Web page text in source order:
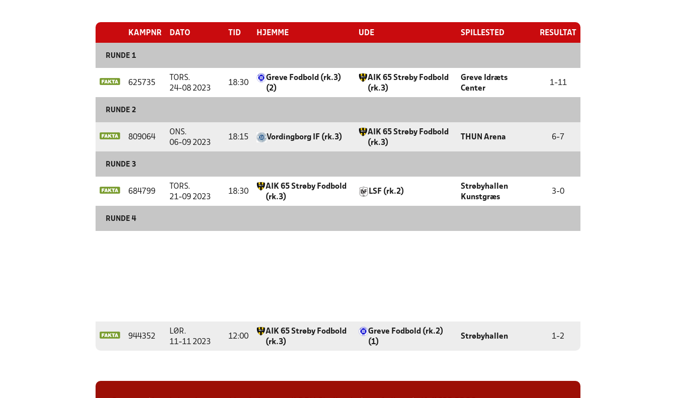
KAMPNR DATO TID HJEMME UDE SPILLESTED RESULTAT
RUNDE 1
625735
TORS.
24-08 2023
18:30
Greve Fodbold (rk.3)
(2)
AIK 65 Strøby Fodbold
(rk.3)
Greve Idræts
Center
1-11
RUNDE 2
809064
ONS.
06-09 2023
18:15 Vordingborg IF (rk.3)
AIK 65 Strøby Fodbold
(rk.3)
THUN Arena 6- 7
RUNDE 3
684799
TORS.
21-09 2023
18:30
AIK 65 Strøby Fodbold
(rk.3)
LSF (rk.2)
Strøbyhallen
Kunstgræs
3-0
RUNDE 4
944352
LØR.
11-11 2023
12:00
AIK 65 Strøby Fodbold
(rk.3)
Greve Fodbold (rk.2)
(1)
Strøbyhallen 1-2